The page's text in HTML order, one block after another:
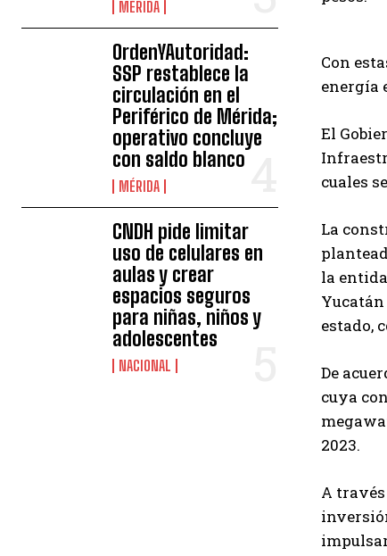
MÉRIDA
OrdenYAutoridad:
SSP restablece la
circulación en el
Periférico de Mérida;
operativo concluye
con saldo blanco
MÉRIDA
CNDH pide limitar
uso de celulares en
aulas y crear
espacios seguros
para niñas, niños y
adolescentes
NACIONAL
Con
energía
El
cuales
La
la
estado,
De
cuya
2023.
A